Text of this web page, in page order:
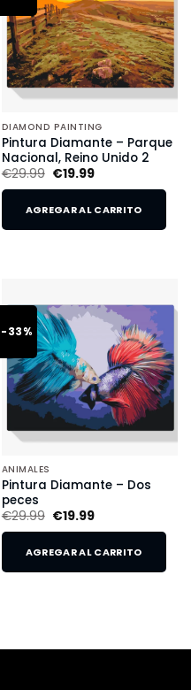
DIAMOND PAINTING
Pintura Diamante – Parque
Nacional, Reino Unido 2
€29.99 €19.99
AGREGAR AL CARRITO
-33%
ANIMALES
Pintura Diamante – Dos
peces
€29.99 €19.99
AGREGAR AL CARRITO